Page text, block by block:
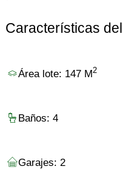
Características
Área lote: 147 M2
Baños: 4
Garajes: 2